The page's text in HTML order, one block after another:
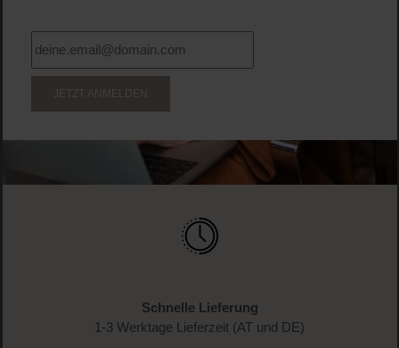
JETZT ANMELDEN
Schnelle Lieferung
1-3 Werktage Lieferzeit (AT und DE)